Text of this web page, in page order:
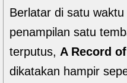
Berlatar di satu
penampilan satu
terputus, A Record
dikatakan hampir